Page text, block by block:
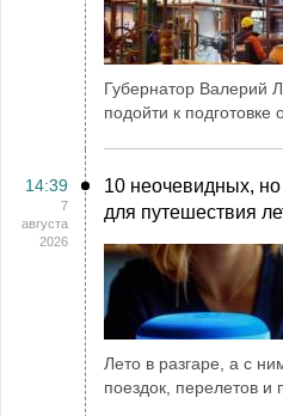
Губернатор Валерий
подойти к подготовке
14:39
7
августа
2026
10 неочевидных,
для путешествия
Лето в разгаре, а с
поездок, перелетов и